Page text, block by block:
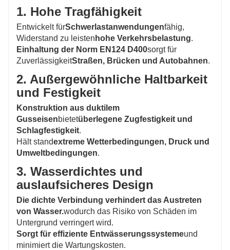
1. Hohe Tragfähigkeit
Entwickelt fürSchwerlastanwendungenfähig,
Widerstand zu leisten hohe Verkehrsbelastung.
Einhaltung der Norm EN124 D400sorgt für
ZuverlässigkeitStraßen, Brücken und Autobahnen.
2. Außergewöhnliche Haltbarkeit
und Festigkeit
Konstruktion aus duktilem
Gusseisenbietetüberlegene Zugfestigkeit und
Schlagfestigkeit.
Hält standextreme Wetterbedingungen, Druck und
Umweltbedingungen.
3. Wasserdichtes und
auslaufsicheres Design
Die dichte Verbindung verhindert das Austreten
von Wasser.wodurch das Risiko von Schäden im
Untergrund verringert wird.
Sorgt für effiziente Entwässerungssystemeund
minimiert die Wartungskosten.